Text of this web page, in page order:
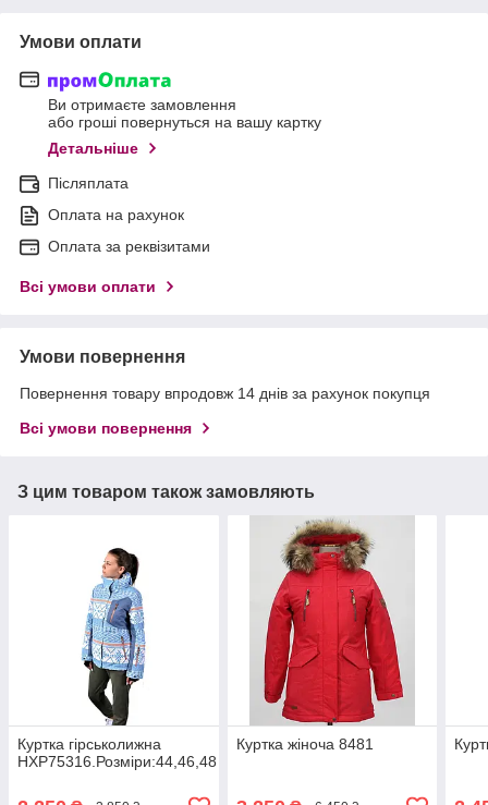
Умови оплати
Ви отримаєте замовлення
або гроші повернуться на вашу картку
Детальніше
Післяплата
Оплата на рахунок
Оплата за реквізитами
Всі умови оплати
Умови повернення
Повернення товару впродовж 14 днів за рахунок покупця
Всі умови повернення
З цим товаром також замовляють
Куртка гірськолижна
HXP75316.Розміри:44,46,48
Куртка жіноча 8481